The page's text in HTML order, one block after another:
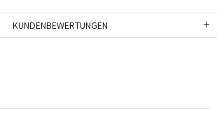
KUNDENBEWERTUNGEN